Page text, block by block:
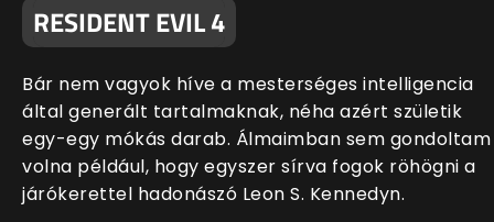
RESIDENT EVIL 4
Bár nem vagyok híve a mesterséges intelligencia
által generált tartalmaknak, néha azért születik
egy-egy mókás darab. Álmaimban sem gondoltam
volna például, hogy egyszer sírva fogok röhögni a
járókerettel hadonászó Leon S. Kennedyn.